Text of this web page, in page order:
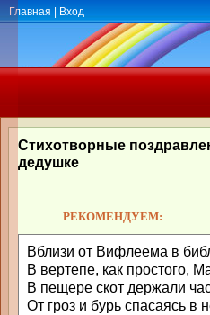
Главная Вход
Стихотворные
дедушке
РЕКОМЕНДУЕМ:
Вблизи от Вифлеема в
В вертепе, как простого,
В пещере скот держали
От гроз и бурь спасаясь в